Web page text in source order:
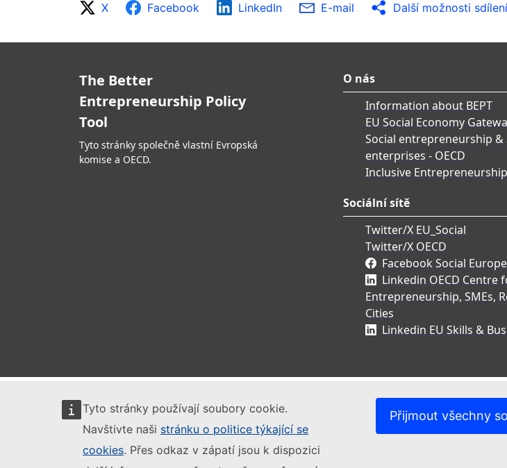
Tyto stránky používají soubory cookie.
Navštivte naši stránku o politice týkající se
cookies. Přes odkaz v zápatí jsou k dispozici
Přijmout všechny
X Facebook LinkedIn E-mail Další možnosti sdílení
The Better
Entrepreneurship Policy
Tool
Tyto stránky společně vlastní Evropská
komise a OECD.
O nás
Information about BEPT
EU Social Economy
Social entrepreneurship &
enterprises - OECD
Inclusive Entrepreneurship
Sociální sítě
Twitter/X EU_Social
Twitter/X OECD
Facebook Social Europe
Linkedin OECD Centre
Entrepreneurship, SMEs,
Cities
Linkedin EU Skills &